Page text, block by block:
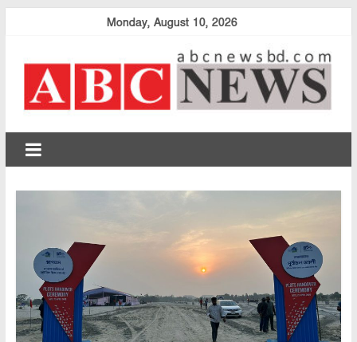
Monday, August 10, 2026
abcnewsbd